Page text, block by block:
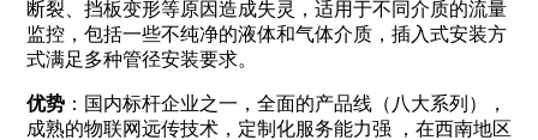
断裂、挡板变形等原因造成失灵，适用于不同介质的流量
监控，包括一些不纯净的液体和气体介质，插入式安装方
式满足多种管径安装要求。
优势：国内标杆企业之一，全面的产品线（八大系列），
成熟的物联网远传技术，定制化服务能力强
，在西南地区